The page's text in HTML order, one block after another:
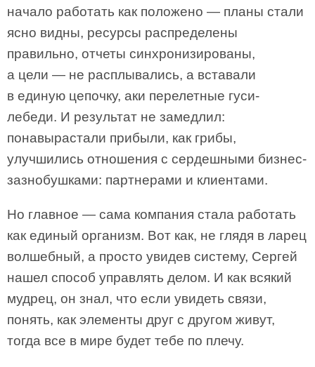
начало работать как положено — планы стали
ясно видны, ресурсы распределены
правильно, отчеты синхронизированы,
а цели — не расплывались, а вставали
в единую цепочку, аки перелетные гуси-
лебеди. И результат не замедлил:
понавырастали прибыли, как грибы,
улучшились отношения с сердешными бизнес-
зазнобушками: партнерами и клиентами.
Но главное — сама компания стала работать
как единый организм. Вот как, не глядя в ларец
волшебный, а просто увидев систему, Сергей
нашел способ управлять делом. И как всякий
мудрец, он знал, что если увидеть связи,
понять, как элементы друг с другом живут,
тогда все в мире будет тебе по плечу.